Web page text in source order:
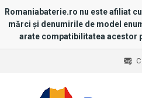
Romaniabaterie.ro nu este afiliat
mărci și denumirile de model
arate compatibilitatea acestor